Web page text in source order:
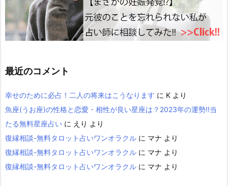
最近のコメント
幸せのために必占！二人の将来はこうなります に K より
魚座(うお座)の性格と恋愛・相性が良い星座は？2023年の運勢!!当
たる無料星座占い に えり より
復縁相談-無料タロット占いワンオラクル に マナ より
復縁相談-無料タロット占いワンオラクル に マナ より
復縁相談-無料タロット占いワンオラクル に マナ より